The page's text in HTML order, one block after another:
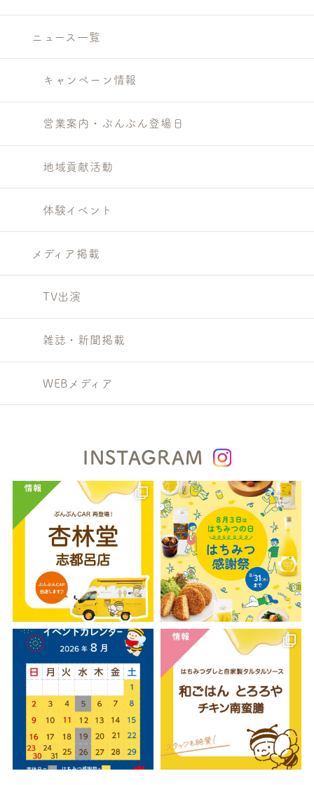
ニュース一覧
キャンペーン情報
営業案内・ぶんぶん登場日
地域貢献活動
体験イベント
メディア掲載
TV出演
雑誌・新聞掲載
WEBメディア
INSTAGRAM